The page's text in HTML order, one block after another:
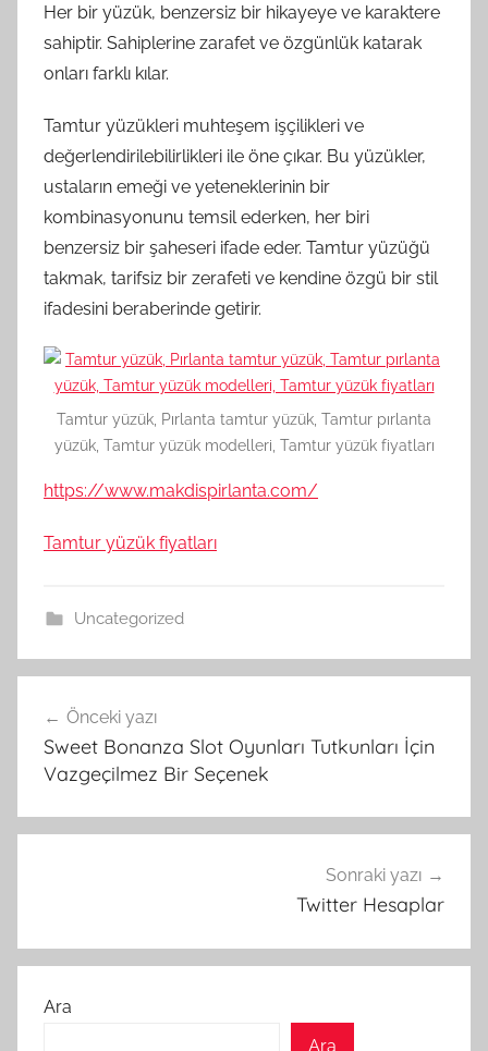
Her bir yüzük, benzersiz bir hikayeye ve karaktere
sahiptir. Sahiplerine zarafet ve özgünlük katarak
onları farklı kılar.
Tamtur yüzükleri muhteşem işçilikleri ve
değerlendirilebilirlikleri ile öne çıkar. Bu yüzükler,
ustaların emeği ve yeteneklerinin bir
kombinasyonunu temsil ederken, her biri
benzersiz bir şaheseri ifade eder. Tamtur yüzüğü
takmak, tarifsiz bir zerafeti ve kendine özgü bir stil
ifadesini beraberinde getirir.
Tamtur yüzük, Pırlanta tamtur yüzük, Tamtur pırlanta
yüzük, Tamtur yüzük modelleri, Tamtur yüzük fiyatları
https://www.makdispirlanta.com/
Tamtur yüzük fiyatları
Uncategorized
gezinmesi
Önceki yazı
Sweet Bonanza Slot Oyunları Tutkunları İçin
Vazgeçilmez Bir Seçenek
Sonraki yazı
Twitter Hesaplar
Ara
Ara